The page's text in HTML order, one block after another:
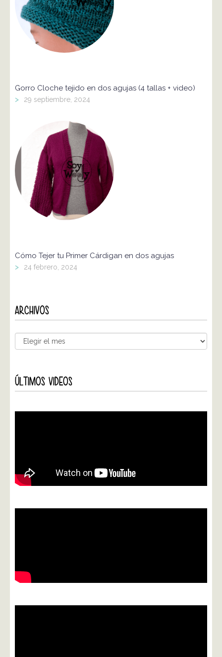
Gorro Cloche tejido en dos agujas (4 tallas + video)
> 29 septiembre, 2024
Cómo Tejer tu Primer Cárdigan en dos agujas
> 24 febrero, 2024
ARCHIVOS
ÚLTIMOS VIDEOS